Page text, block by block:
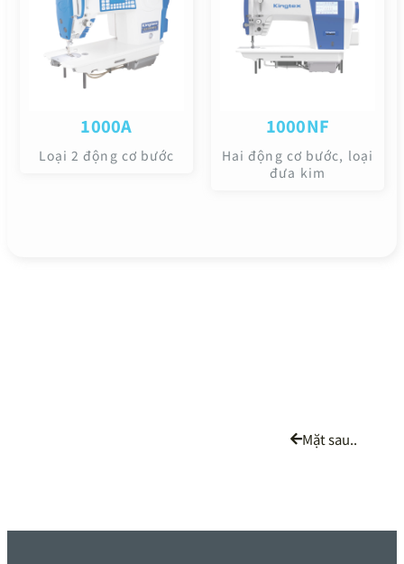
1000A
Loại 2 động cơ bước
1000NF
Hai động cơ bước, loại
đưa kim
Mặt sau..